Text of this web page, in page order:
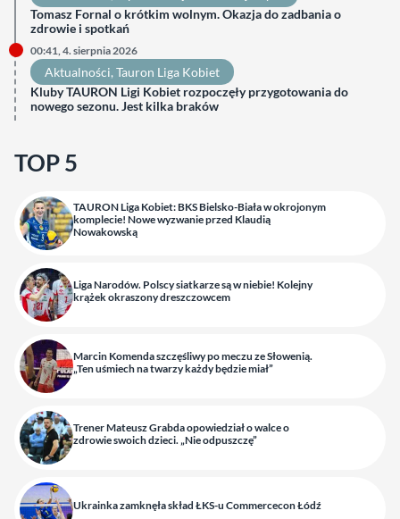
Tomasz Fornal o krótkim wolnym. Okazja do zadbania o
zdrowie i spotkań
00:41, 4. sierpnia 2026
Aktualności, Tauron Liga Kobiet
Kluby TAURON Ligi Kobiet rozpoczęły przygotowania do
nowego sezonu. Jest kilka braków
TOP 5
TAURON Liga Kobiet: BKS Bielsko-Biała w okrojonym
komplecie! Nowe wyzwanie przed Klaudią
Nowakowską
Liga Narodów. Polscy siatkarze są w niebie! Kolejny
krążek okraszony dreszczowcem
Marcin Komenda szczęśliwy po meczu ze Słowenią.
„Ten uśmiech na twarzy każdy będzie miał”
Trener Mateusz Grabda opowiedział o walce o
zdrowie swoich dzieci. „Nie odpuszczę”
Ukrainka zamknęła skład ŁKS-u Commercecon Łódź